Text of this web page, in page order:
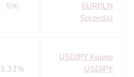
5%
EURPLN
Sprzedaż
3,33%
USDJPY Kupno
USDJPY